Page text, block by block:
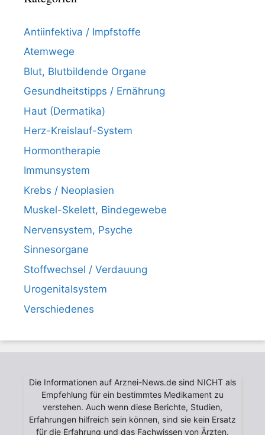
Antiinfektiva / Impfstoffe
Atemwege
Blut, Blutbildende Organe
Gesundheitstipps / Ernährung
Haut (Dermatika)
Herz-Kreislauf-System
Hormontherapie
Immunsystem
Krebs / Neoplasien
Muskel-Skelett, Bindegewebe
Nervensystem, Psyche
Sinnesorgane
Stoffwechsel / Verdauung
Urogenitalsystem
Verschiedenes
Die Informationen auf Arznei-News.de sind NICHT als
Empfehlung für ein bestimmtes Medikament zu
verstehen. Auch wenn diese Berichte, Studien,
Erfahrungen hilfreich sein können, sind sie kein Ersatz
für die Erfahrung und das Fachwissen von Ärzten.